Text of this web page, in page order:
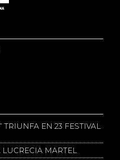
TRIUNFA EN 23 FESTIVAL
LUCRECIA MARTEL